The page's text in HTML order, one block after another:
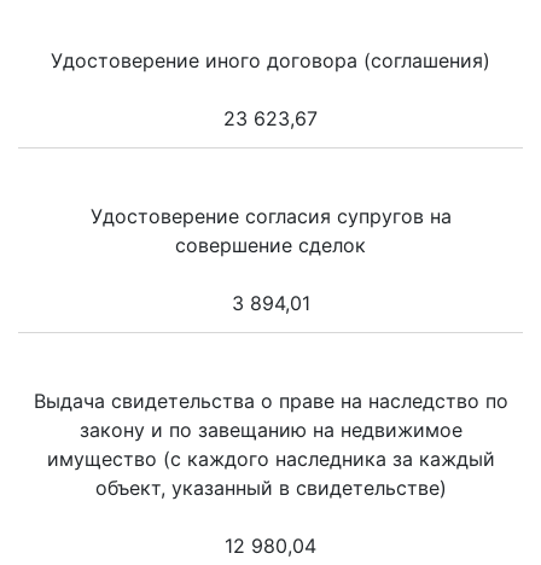
Удостоверение иного договора (соглашения)
23 623,67
Удостоверение согласия супругов на
совершение сделок
3 894,01
Выдача свидетельства о праве на наследство по
закону и по завещанию на недвижимое
имущество (с каждого наследника за каждый
объект, указанный в свидетельстве)
12 980,04